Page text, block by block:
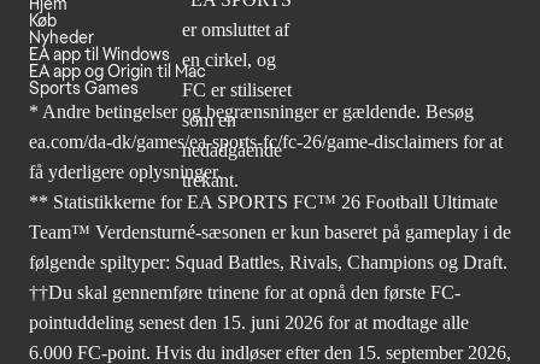
Køb
Nyheder
EA app til Windows
EA app og Origin til Mac
Sports Games
* Andre betingelser og begrænsninger er gældende. Besøg
ea.com/da-dk/games/ea-sports-fc/fc-26/game-disclaimers for at
få yderligere oplysninger.
** Statistikkerne for EA SPORTS FC™ 26 Football Ultimate
Team™ Verdensturné-sæsonen er kun baseret på gameplay i de
følgende spiltyper: Squad Battles, Rivals, Champions og Draft.
††Du skal gennemføre trinene for at opnå den første FC-
pointuddeling senest den 15. juni 2026 for at modtage alle
6.000 FC-point. Hvis du indløser efter den 15. september 2026,